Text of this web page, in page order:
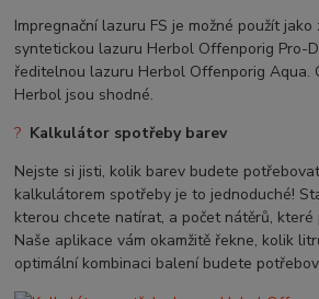
Impregnační lazuru FS je možné použít
syntetickou lazuru Herbol Offenporig Pro-
ředitelnou lazuru Herbol Offenporig Aqua.
Herbol jsou shodné.
? Kalkulátor spotřeby barev
Nejste si jisti, kolik barev budete
kalkulátorem spotřeby je to jednoduché!
kterou chcete natírat, a počet nátěrů,
Naše aplikace vám okamžitě řekne, kolik
optimální kombinaci balení budete